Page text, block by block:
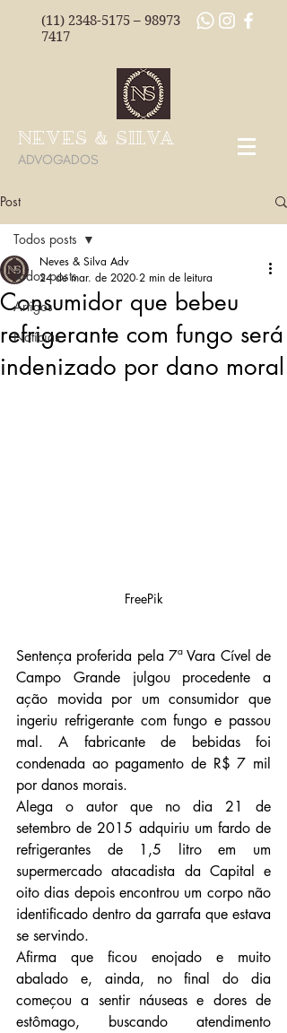
(11) 2348-5175 – 98973
7417
NEVES & SILVA
ADVOGADOS
Post
Todos posts
Artigos
Notícias
Todos posts
Consumidor que bebeu
refrigerante com fungo será
indenizado por dano moral
Neves & Silva Adv
24 de mar. de 2020 2 min de leitura
FreePik
Sentença proferida pela 7ª Vara Cível de
Campo Grande julgou procedente a
ação movida por um consumidor que
ingeriu refrigerante com fungo e passou
mal. A fabricante de bebidas foi
condenada ao pagamento de R$ 7 mil
por danos morais.
Alega o autor que no dia 21 de
setembro de 2015 adquiriu um fardo de
refrigerantes de 1,5 litro em um
supermercado atacadista da Capital e
oito dias depois encontrou um corpo não
identificado dentro da garrafa que estava
se servindo.
Afirma que ficou enojado e muito
abalado e, ainda, no final do dia
começou a sentir náuseas e dores de
estômago, buscando atendimento